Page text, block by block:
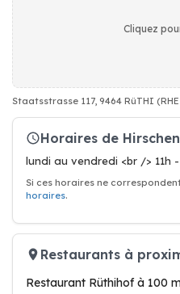
Cliquez
Staatsstrasse 117, 9464 RüTHI
Horaires de Hirschen
lundi au vendredi <br /> 11h
Si ces horaires ne
horaires.
Restaurants à
Restaurant Rüthihof à 100